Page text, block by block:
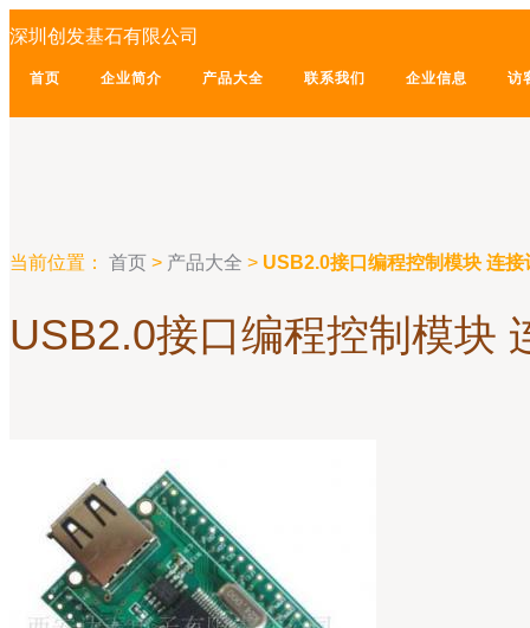
深圳创发基石有限公司
首页 企业简介 产品大全 联系我们 企业信息 访
当前位置： 首页 > 产品大全 > USB2.0接口编程控制模块 连
USB2.0接口编程控制模块